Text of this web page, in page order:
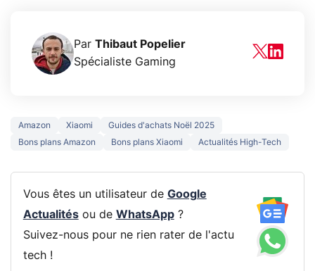
Par Thibaut Popelier
Spécialiste Gaming
Amazon Xiaomi
Guides d'achats Noël 2025
Bons plans Amazon
Bons plans Xiaomi Actualités High-Tech
Vous êtes un utilisateur de Google
Actualitésou de WhatsApp?
Suivez-nous pour ne rien rater de l'actu
tech !